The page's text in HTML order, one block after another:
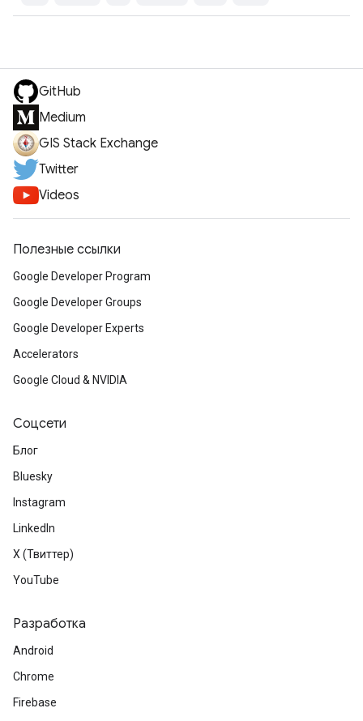
GitHub
Medium
GIS Stack Exchange
Twitter
Videos
Полезные ссылки
Google Developer Program
Google Developer Groups
Google Developer Experts
Accelerators
Google Cloud & NVIDIA
Соцсети
Блог
Bluesky
Instagram
LinkedIn
X (Твиттер)
YouTube
Разработка
Android
Chrome
Firebase